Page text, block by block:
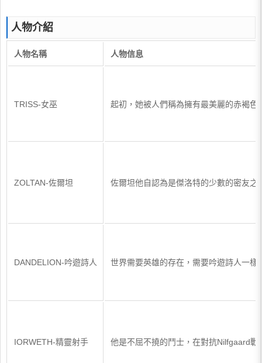
人物介紹
人物名稱 人物信息
TRISS-女巫 起初，她被人們稱為擁有最美麗的赤褐
ZOLTAN-佐爾坦 佐爾坦他自認為是傑洛特的少數的密友
DANDELION-吟遊詩人 世界需要英雄的存在，需要吟遊詩人一
IORWETH-精靈射手 他是不屈不撓的鬥士，在對抗Nilfgaard